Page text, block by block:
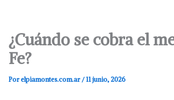
¿Cuándo se cobra el
Fe?
Porelpiamontes.com.ar/11 junio, 2026